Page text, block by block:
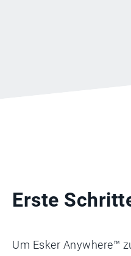
Erste
Um Esker Anywhere™